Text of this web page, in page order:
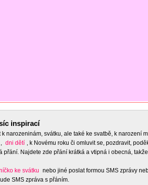
inspirací
narozeninám, svátku, ale také ke svatbě, k narození
, dni dětí , k Novému roku či omluvit se, pozdravit,
přání. Najdete zde přání krátká a vtipná i obecná,
ke svátku nebo jiné poslat formou SMS zprávy
SMS zpráva s přáním.